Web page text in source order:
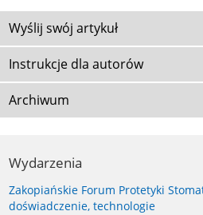
Wyślij swój artykuł
Instrukcje dla autorów
Archiwum
Wydarzenia
Zakopiańskie Forum Protetyki
doświadczenie, technologie